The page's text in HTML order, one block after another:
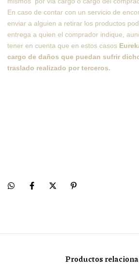
En caso de contar con un servicio de
enviar a alguien a retirar los productos
entrega a quien el comprador indique,
tener en cuenta que en estos casos
cargo de daños que puedan sufrir
traslado realizado por terceros.
Productos